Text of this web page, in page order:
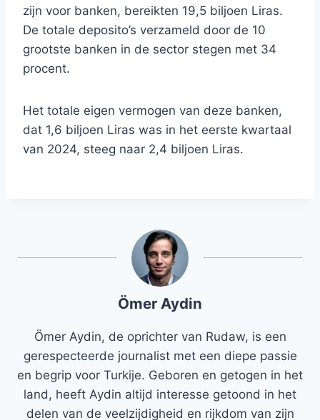
zijn voor banken, bereikten 19,5 biljoen Liras.
De totale deposito’s verzameld door de 10
grootste banken in de sector stegen met 34
procent.
Het totale eigen vermogen van deze banken,
dat 1,6 biljoen Liras was in het eerste kwartaal
van 2024, steeg naar 2,4 biljoen Liras.
Ömer Aydin
Ömer Aydin, de oprichter van Rudaw, is een
gerespecteerde journalist met een diepe passie
en begrip voor Turkije. Geboren en getogen in het
land, heeft Aydin altijd interesse getoond in het
delen van de veelzijdigheid en rijkdom van zijn